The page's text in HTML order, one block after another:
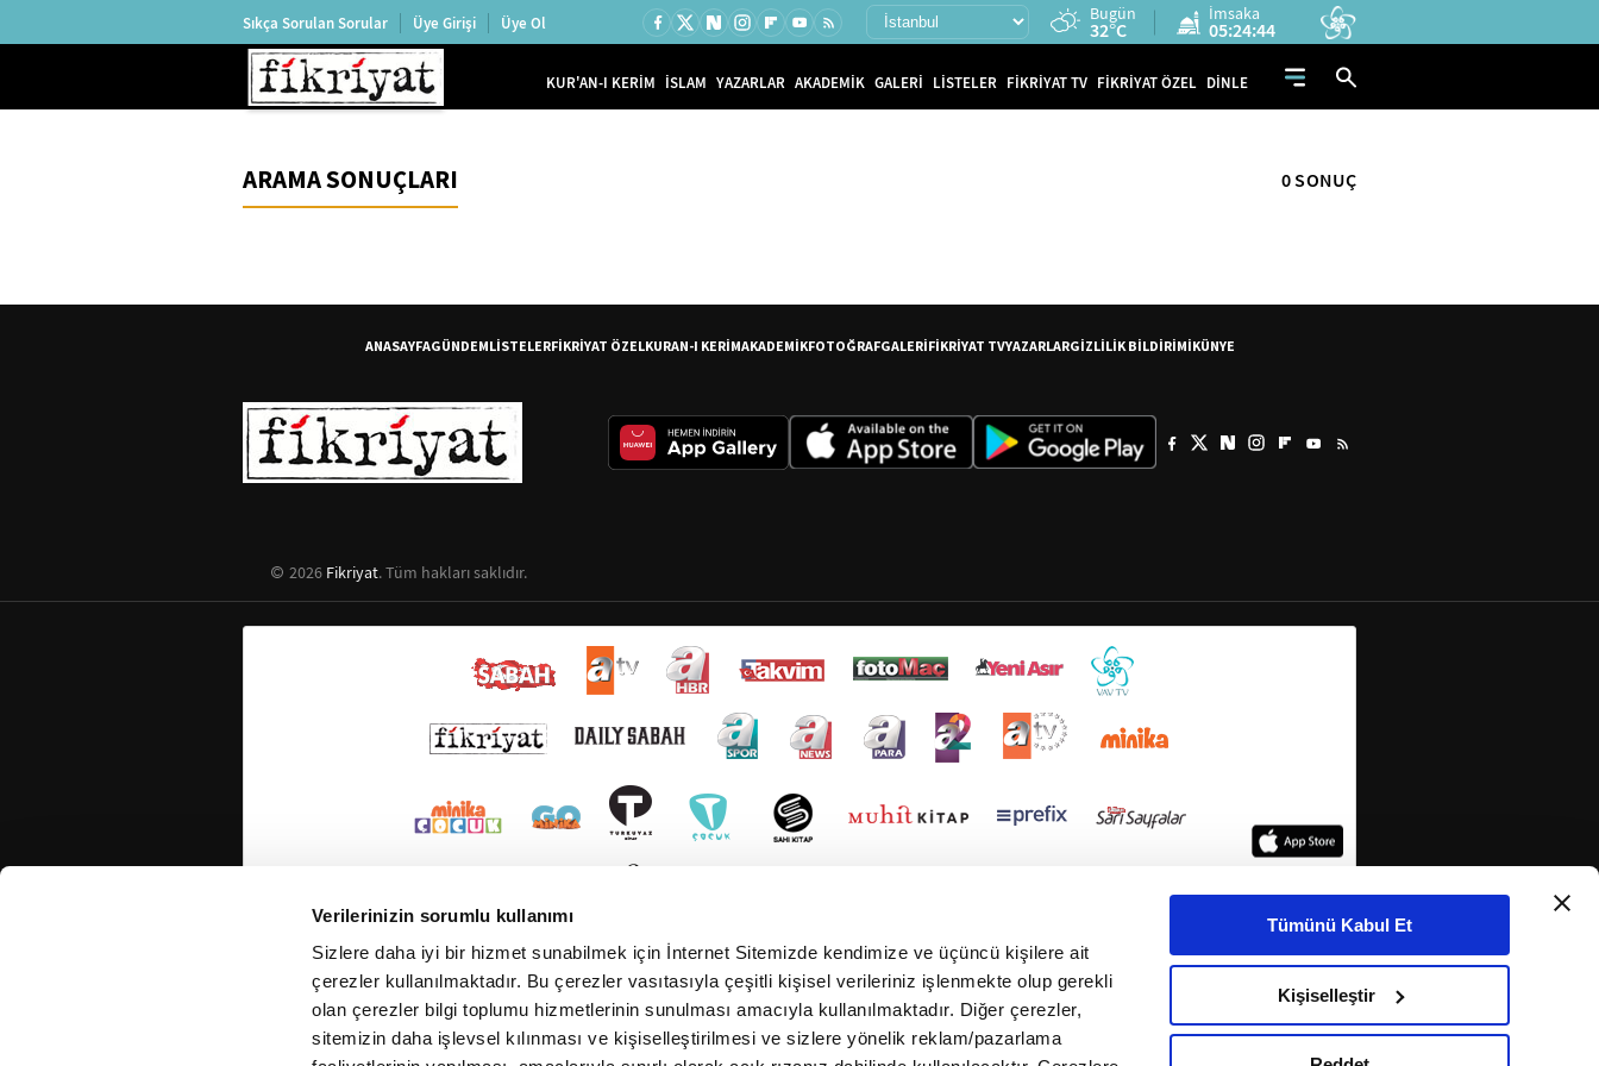
Verilerinizin sorumlu kullanımı
Sizlere daha iyi bir hizmet sunabilmek için İnternet Sitemizde kendimize ve üçüncü kişilere ait
çerezler kullanılmaktadır. Bu çerezler vasıtasıyla çeşitli kişisel verileriniz işlenmekte olup gerekli
olan çerezler bilgi toplumu hizmetlerinin sunulması amacıyla kullanılmaktadır. Diğer çerezler,
sitemizin daha işlevsel kılınması ve kişiselleştirilmesi ve sizlere yönelik reklam/pazarlama
Tümünü Kabul Et
Kişiselleştir
Sıkça Sorulan Sorular Üye Girişi Üye Ol Bugün
32°C
İmsaka
05:24:44
KUR'AN-I KERİM İSLAM YAZARLAR AKADEMİK GALERİ LİSTELER FİKRİYAT TV FİKRİYAT ÖZEL DİNLE
ARAMA SONUÇLARI 0 SONUÇ
ANASAYFAGÜNDEMLİSTELERFİKRİYAT ÖZELKURAN-I KERİMAKADEMİKFOTOĞRAFGALERİFİKRİYAT TVYAZARLARGİZLİLİK BİLDİRİMİKÜNYE
2026 Fikriyat. Tüm hakları saklıdır.